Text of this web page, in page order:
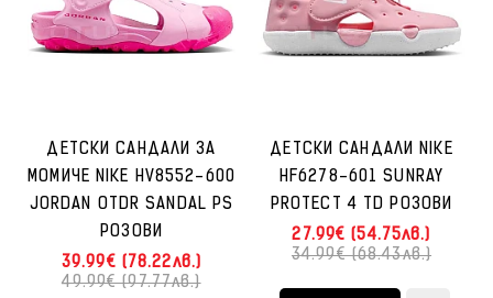
ДЕТСКИ САНДАЛИ ЗА
МОМИЧЕ NIKE HV8552-600
JORDAN OTDR SANDAL PS
РОЗОВИ
39.99€ (78.22лв.)
49.99€ (97.77лв.)
ДЕТСКИ САНДАЛИ NIKE
HF6278-601 SUNRAY
PROTECT 4 TD РОЗОВИ
27.99€ (54.75лв.)
34.99€ (68.43лв.)